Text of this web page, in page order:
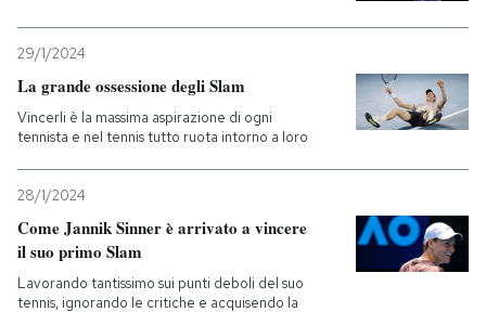
PODCAST
NEWSLETTER
I MIEI PREFERITI
SHOP
29/1/2024
La grande ossessione degli Slam
Vincerli è la massima aspirazione di ogni
tennista e nel tennis tutto ruota intorno a loro
28/1/2024
Come Jannik Sinner è arrivato a vincere
il suo primo Slam
Lavorando tantissimo sui punti deboli del suo
tennis, ignorando le critiche e acquisendo la